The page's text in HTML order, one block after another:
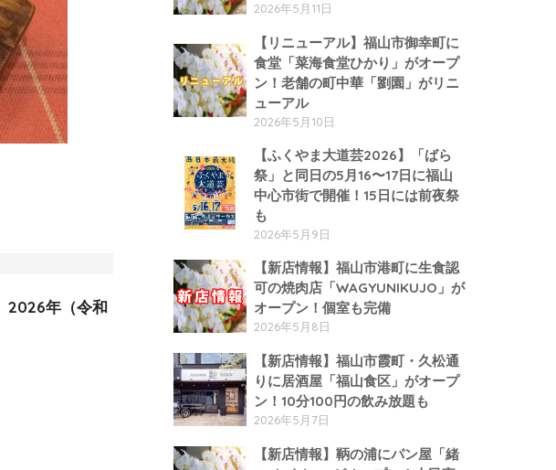
2026年（令和
2026年5月11日
【リニューアル】福山市御幸町に
食堂「菜海食堂ひかり」がオープ
ン！老舗の町中華「劉園」がリニ
ューアル
2026年5月10日
【ふくやま大道芸2026】「ばら
祭」と同日の5月16〜17日に福山
中心市街で開催！15日には前夜祭
も
2026年5月9日
【新店情報】福山市港町に生食認
可の焼肉店「WAGYUNIKUJO」が
オープン！個室も完備
2026年5月8日
【新店情報】福山市霞町・久松通
りに居酒屋「福山食区」がオープ
ン！10分100円の飲み放題も
2026年5月7日
【新店情報】鞆の浦にパン屋「緒